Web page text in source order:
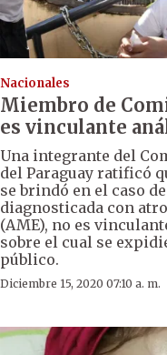
Nacionales
Miembro de
es vinculante
Una integrante del
del Paraguay ratificó
se brindó en el caso
diagnosticada con
(AME), no es
sobre el cual se
público.
Diciembre 15, 2020 07:10 a. m.